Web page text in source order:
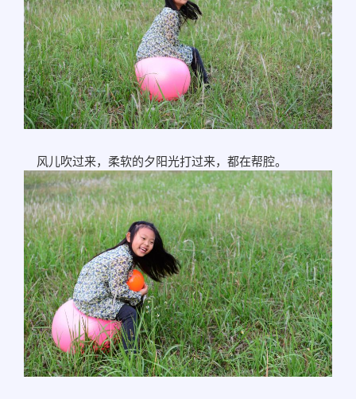
风儿吹过来，柔软的夕阳光打过来，都在帮腔。